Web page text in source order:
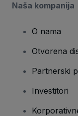
Naša kompanija
O nama
Otvorena
Partnerski
Investitori